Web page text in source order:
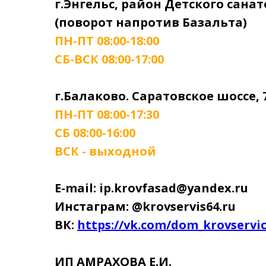
г.Энгельс, район Детского
(поворот напротив Базальта)
ПН-ПТ 08:00-18:00
СБ-ВСК 08:00-17:00
г.Балаково. Саратовское шоссе,
ПН-ПТ 08:00-17:30
СБ 08:00-16:00
ВСК - выходной
E-mail: ip.krovfasad@yandex.ru
Инстаграм: @krovservis64.ru
ВК: https://vk.com/
ИП АМРАХОВА Е.И.